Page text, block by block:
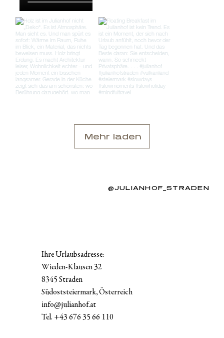
@JULIANHOF_STRADEN
Mehr laden
Ihre Urlaubsadresse:
Wieden-Klausen 32
8345 Straden
Südoststeiermark, Österreich
info@julianhof.at
Tel. +43 676 35 66 110